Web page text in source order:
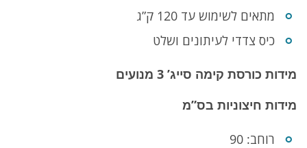
מתאים לשימוש עד 120 ק”ג
כיס צדדי לעיתונים ושלט
מידות כורסת קימה סייג’ 3 מנועים
מידות חיצוניות בס”מ
רוחב: 90